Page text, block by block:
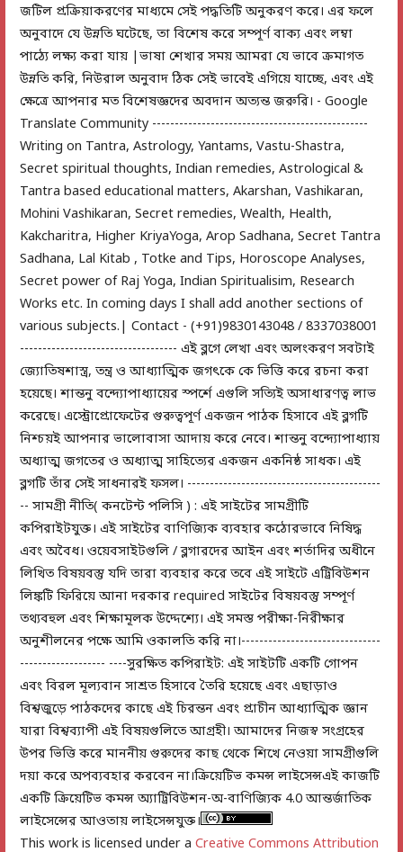
জটিল প্রক্রিয়াকরণের মাধ্যমে সেই পদ্ধতিটি অনুকরণ করে। এর ফলে
অনুবাদে যে উন্নতি ঘটেছে, তা বিশেষ করে সম্পূর্ণ বাক্য এবং লম্বা
পাঠ্যে লক্ষ্য করা যায় |ভাষা শেখার সময় আমরা যে ভাবে ক্রমাগত
উন্নতি করি, নিউরাল অনুবাদ ঠিক সেই ভাবেই এগিয়ে যাচ্ছে, এবং এই
ক্ষেত্রে আপনার মত বিশেষজ্ঞদের অবদান অত্যন্ত জরুরি। - Google
Translate Community ------------------------------------------------
Writing on Tantra, Astrology, Yantams, Vastu-Shastra,
Secret spiritual thoughts, Indian remedies, Astrological &
Tantra based educational matters, Akarshan, Vashikaran,
Mohini Vashikaran, Secret remedies, Wealth, Health,
Kakcharitra, Higher KriyaYoga, Arop Sadhana, Secret Tantra
Sadhana, Lal Kitab , Totke and Tips, Horoscope Analyses,
Secret power of Raj Yoga, Indian Spiritualisim, Research
Works etc. In coming days I shall add another sections of
various subjects.| Contact - (+91)9830143048 / 8337038001
----------------------------------- এই ব্লগে লেখা এবং অলংকরণ সবটাই
জ্যোতিষশাস্ত্র, তন্ত্র ও আধ্যাত্মিক জগৎকে কে ভিত্তি করে রচনা করা
হয়েছে। শান্তনু বন্দ্যোপাধ্যায়ের স্পর্শে এগুলি সত্যিই অসাধারণত্ব লাভ
করেছে। এস্ট্রোপ্রোফেটের গুরুত্বপূর্ণ একজন পাঠক হিসাবে এই ব্লগটি
নিশ্চয়ই আপনার ভালোবাসা আদায় করে নেবে। শান্তনু বন্দ্যোপাধ্যায়
অধ্যাত্ম জগতের ও অধ্যাত্ম সাহিত্যের একজন একনিষ্ঠ সাধক। এই
ব্লগটি তাঁর সেই সাধনারই ফসল। -------------------------------------------
-- সামগ্রী নীতি( কনটেন্ট পলিসি ) : এই সাইটের সামগ্রীটি
কপিরাইটযুক্ত। এই সাইটের বাণিজ্যিক ব্যবহার কঠোরভাবে নিষিদ্ধ
এবং অবৈধ। ওয়েবসাইটগুলি / ব্লগারদের আইন এবং শর্তাদির অধীনে
লিখিত বিষয়বস্তু যদি তারা ব্যবহার করে তবে এই সাইটে এট্রিবিউশন
লিঙ্কটি ফিরিয়ে আনা দরকার required সাইটের বিষয়বস্তু সম্পূর্ণ
তথ্যবহুল এবং শিক্ষামূলক উদ্দেশ্যে। এই সমস্ত পরীক্ষা-নিরীক্ষার
অনুশীলনের পক্ষে আমি ওকালতি করি না।-------------------------------
------------------- ----সুরক্ষিত কপিরাইট: এই সাইটটি একটি গোপন
এবং বিরল মূল্যবান সাশ্রত হিসাবে তৈরি হয়েছে এবং এছাড়াও
বিশ্বজুড়ে পাঠকদের কাছে এই চিরন্তন এবং প্রাচীন আধ্যাত্মিক জ্ঞান
যারা বিশ্বব্যাপী এই বিষয়গুলিতে আগ্রহী। আমাদের নিজস্ব সংগ্রহের
উপর ভিত্তি করে মাননীয় গুরুদের কাছ থেকে শিখে নেওয়া সামগ্রীগুলি
দয়া করে অপব্যবহার করবেন না।ক্রিয়েটিভ কমন্স লাইসেন্সএই কাজটি
একটি ক্রিয়েটিভ কমন্স অ্যাট্রিবিউশন-অ-বাণিজ্যিক 4.0 আন্তর্জাতিক
লাইসেন্সের আওতায় লাইসেন্সযুক্ত।
This work is licensed under aCreative Commons Attribution